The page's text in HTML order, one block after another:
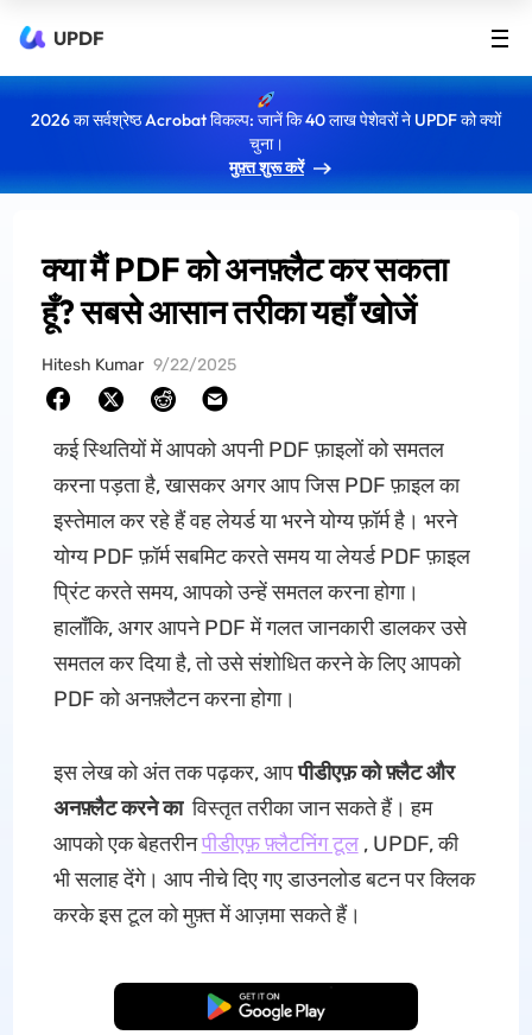
UPDF
2026 का सर्वश्रेष्ठ Acrobat विकल्प: जानें कि 40 लाख पेशेवरों ने UPDF को क्यों
चुना।
मुफ़्त शुरू करें
क्या मैं PDF को अनफ़्लैट कर सकता
हूँ? सबसे आसान तरीका यहाँ खोजें
Hitesh Kumar 9/22/2025
कई स्थितियों में आपको अपनी PDF फ़ाइलों को समतल
करना पड़ता है, खासकर अगर आप जिस PDF फ़ाइल का
इस्तेमाल कर रहे हैं वह लेयर्ड या भरने योग्य फ़ॉर्म है। भरने
योग्य PDF फ़ॉर्म सबमिट करते समय या लेयर्ड PDF फ़ाइल
प्रिंट करते समय, आपको उन्हें समतल करना होगा।
हालाँकि, अगर आपने PDF में गलत जानकारी डालकर उसे
समतल कर दिया है, तो उसे संशोधित करने के लिए आपको
PDF को अनफ़्लैटन करना होगा।
इस लेख को अंत तक पढ़कर, आपपीडीएफ़ को फ़्लैट और
अनफ़्लैट करने काविस्तृत तरीका जान सकते हैं। हम
आपको एक बेहतरीनपीडीएफ़ फ़्लैटनिंग टूल, UPDF, की
भी सलाह देंगे। आप नीचे दिए गए डाउनलोड बटन पर क्लिक
करके इस टूल को मुफ़्त में आज़मा सकते हैं।
मुफ्त डाउनलोड